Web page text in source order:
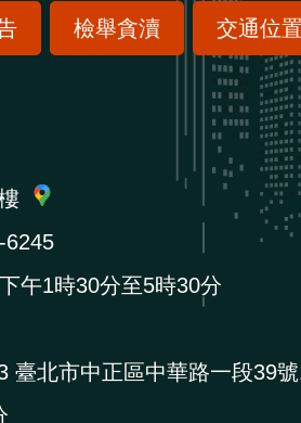
檢舉貪瀆 交通位
6245
午1時30分至5時30分
臺北市中正區中華路一段39